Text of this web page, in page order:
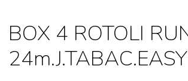
BOX 4 ROTOLI
24m.J.TABAC.EASY